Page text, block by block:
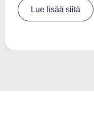
Lue lisää siitä